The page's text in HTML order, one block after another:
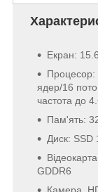
Екран:
Процесор:
ядер/16
частота до
Пам'ять:
Диск: SSD
GDDR6